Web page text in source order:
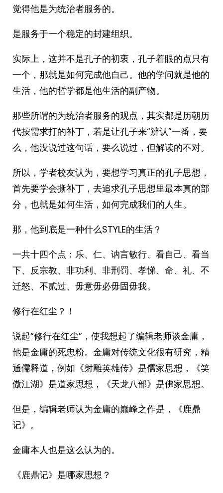
觉得他是为统治者服务的。
是服务于一个稳定的封建组织。
实际上，这并不是孔子的初衷，孔子着眼的点只有
一个，那就是如何完成他自己。他的学问就是他的
生活，他的哲学都是他生活的副产物。
那些所谓的为统治者服务的观点，其实都是历朝历
代按需求打的补丁，若是让孔子来“辨认”一番，要
么，他没说过这句话，要么说过，但解读的不对。
所以，学者校友认为，要想学习真正的孔子思想，
首先要学会撕补丁，去追求孔子思想里最本真的部
分，也就是如何生活，如何完成我们的人生。
那，他到底是一种什么STYLE的生活？
一共十四个点：乐、仁、讷言敏行、看自己、看当
下、反宗教、非功利、非刑罚、孝悌、命、礼、不
迁怒、不贰过、毋意毋必毋固毋我。
修行在红尘？！
说起“修行在红尘”，使我想起了编辑老师谈金庸，
他是金庸的死忠粉。金庸对传统文化很有研究，精
通儒释道，例如《射雕英雄传》是儒家思想，《笑
傲江湖》是道家思想，《天龙八部》是佛家思想。
但是，编辑老师认为金庸的巅峰之作是，《鹿鼎
记》。
金庸本人也是这么认为的。
《鹿鼎记》是哪家思想？